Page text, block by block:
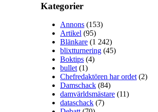
Kategorier
Annons (153)
Artikel (95)
Blänkare (1 242)
blixtturnering (45)
Boktips (4)
bullet (1)
Chefredaktören har ordet (2)
Damschack (84)
damvärldsmästare (11)
dataschack (7)